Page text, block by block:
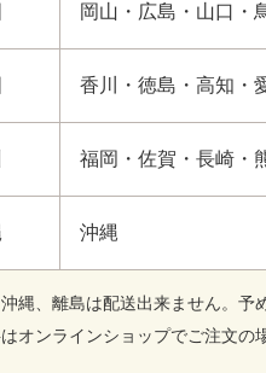
岡山・広島・山口・
香川・徳島・高知・
福岡・佐賀・長崎・
沖縄
縄、離島は配送出来ません。予
はオンラインショップでご注文の